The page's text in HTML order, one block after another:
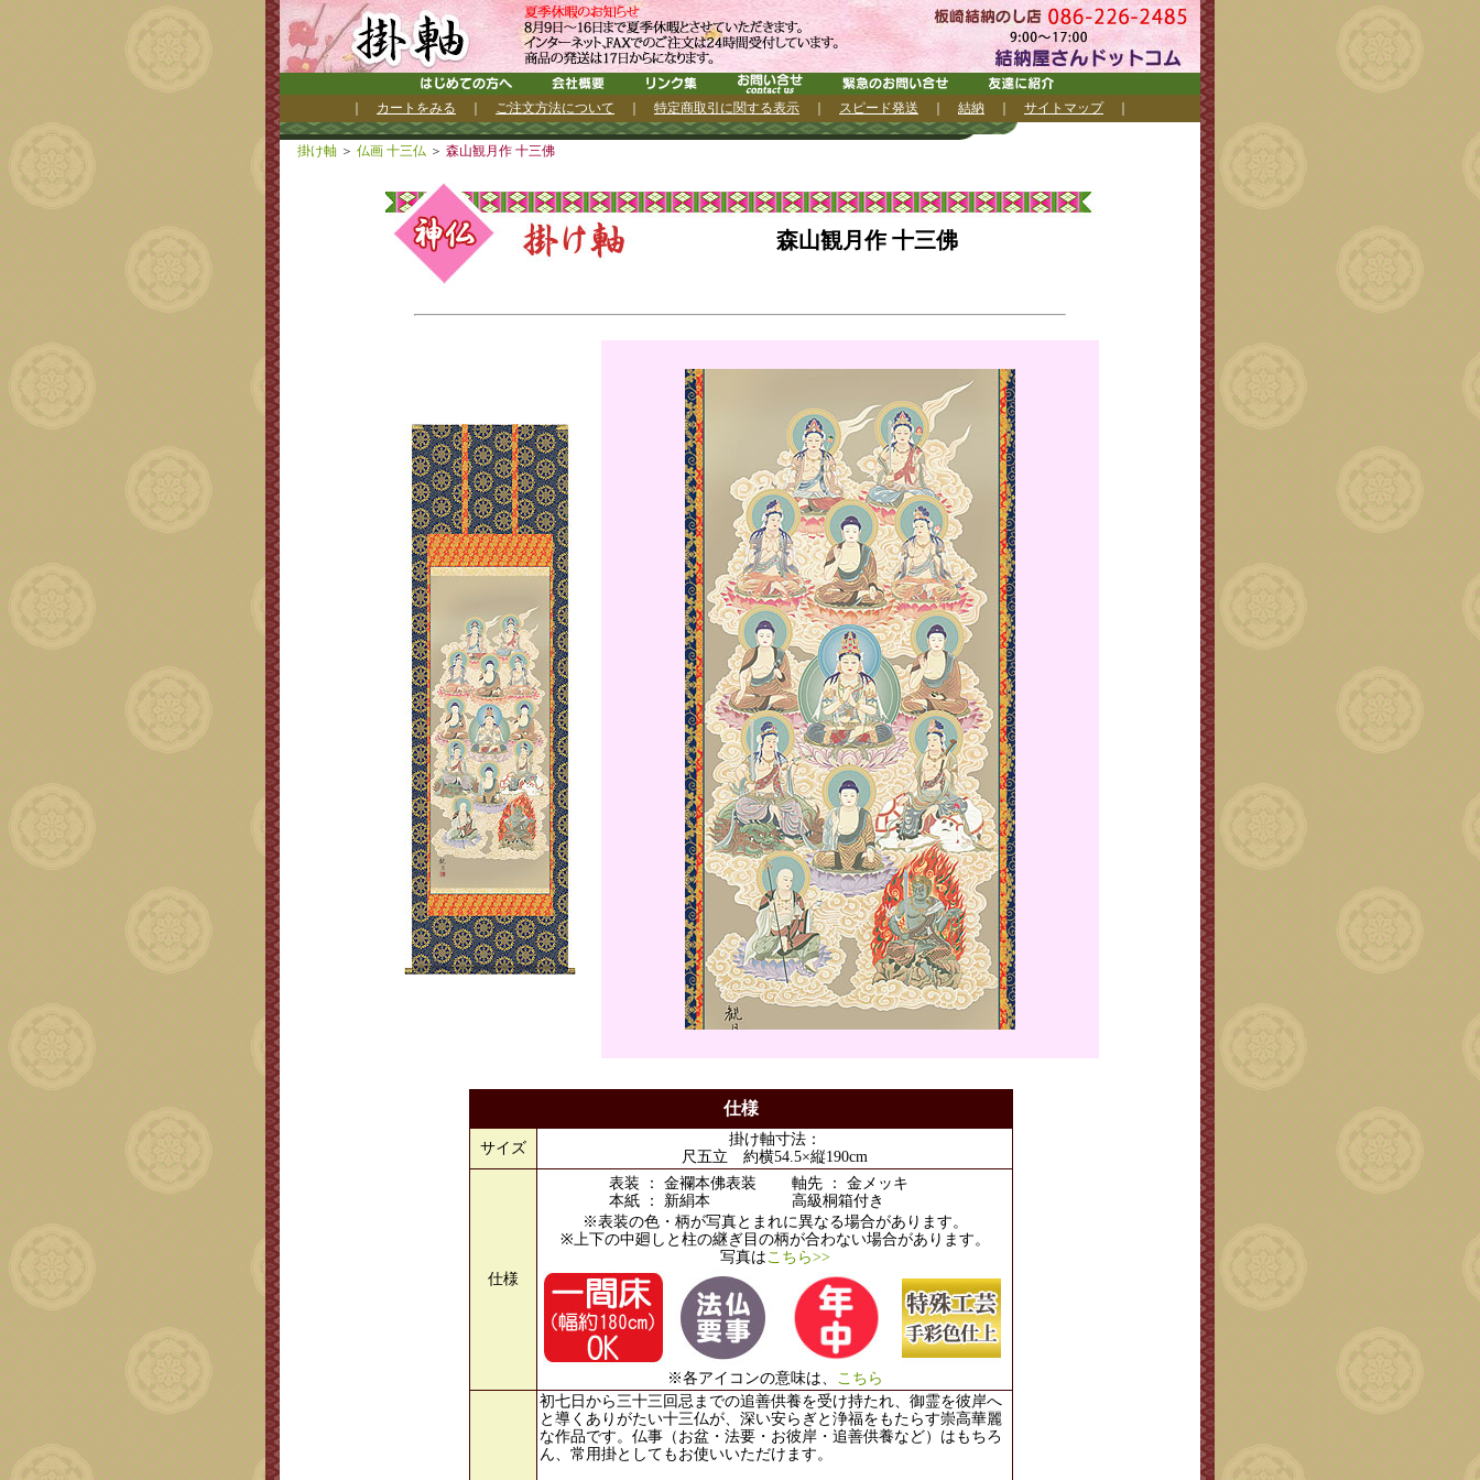
カートをみる ご注文方法について 特定商取引に関する表示 スピード発送 結納 サイトマップ｜
掛け軸 ＞ 仏画 十三仏 ＞ 森山観月作 十三佛
森山観月作 十三佛
仕様
サイズ
掛け軸寸法：
尺五立 約横54.5×縦190cm
仕様
表装 ： 金襴本佛表装
本紙 ： 新絹本
軸先 ： 金メッキ
高級桐箱付き
※表装の色・柄が写真とまれに異なる場合があります。
※上下の中廻しと柱の継ぎ目の柄が合わない場合があります。
写真はこちら>>
※各アイコンの意味は、 こちら
初七日から三十三回忌までの追善供養を受け持たれ、御霊を彼岸へ
と導くありがたい十三仏が、深い安らぎと浄福をもたらす崇高華麗
な作品です。仏事（お盆・法要・お彼岸・追善供養など）はもちろ
ん、常用掛としてもお使いいただけます。